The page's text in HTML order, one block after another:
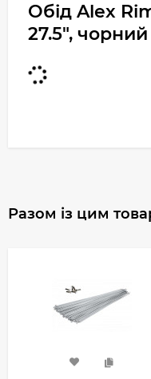
Обід Alex
27.5", чорний
Разом із цим